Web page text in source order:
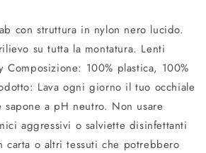
con struttura in nylon nero lucido.
su tutta la montatura. Lenti
100% plastica, 100%
Lava ogni giorno il tuo occhiale
a pH neutro. Non usare
aggressivi o salviette disinfettanti
carta o altri tessuti che potrebbero